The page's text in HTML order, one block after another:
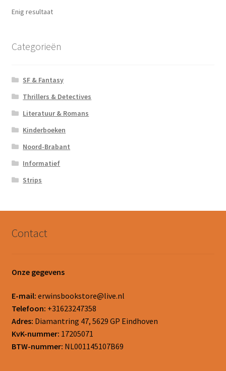
Enig resultaat
Categorieën
SF & Fantasy
Thrillers & Detectives
Literatuur & Romans
Kinderboeken
Noord-Brabant
Informatief
Strips
Contact
Onze gegevens
E-mail: erwinsbookstore@live.nl
Telefoon: +31623247358
Adres: Diamantring 47, 5629 GP Eindhoven
KvK-nummer: 17205071
BTW-nummer: NL001145107B69